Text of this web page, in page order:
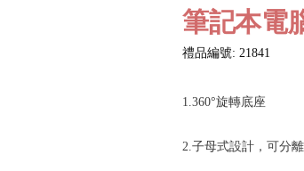
筆記本電
禮品編號: 21841
1.360°旋轉底座
2.子母式設計，可分